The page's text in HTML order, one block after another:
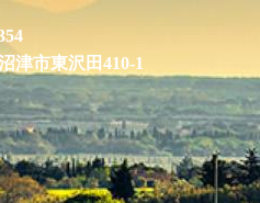
津市東沢田410-1